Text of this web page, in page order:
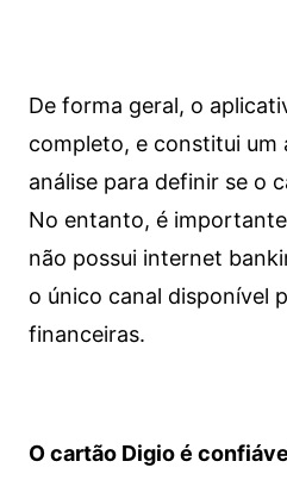
De forma geral, o
completo, e constitui um
análise para definir se o
No entanto, é
não possui internet
o único canal disponível
financeiras.
O cartão Digio é